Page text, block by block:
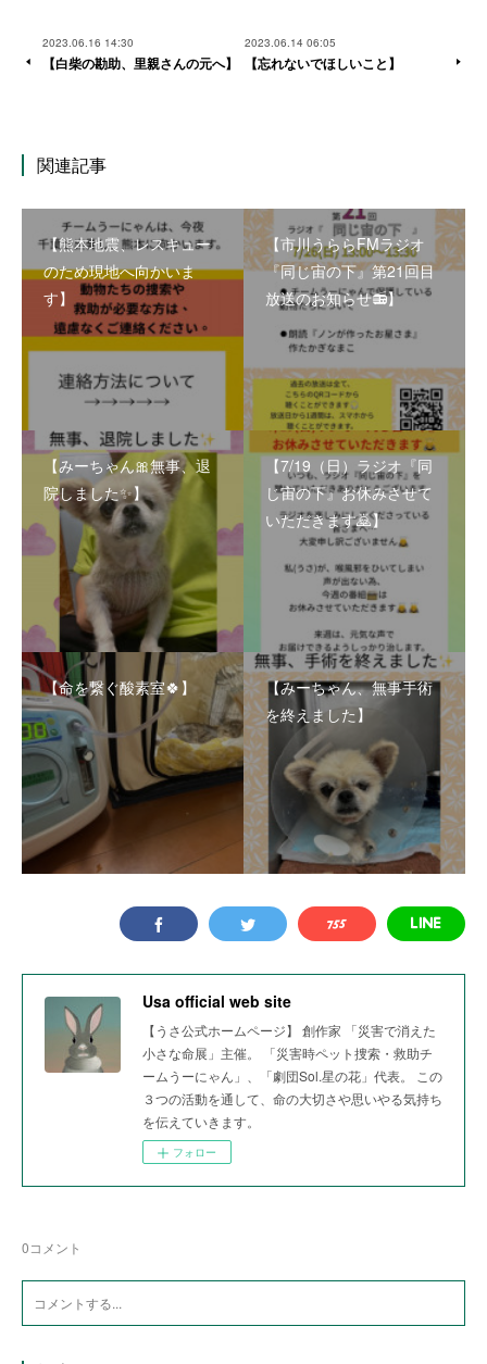
2023.06.16 14:30
【白柴の勘助、里親さんの元へ】
2023.06.14 06:05
【忘れないでほしいこと】
関連記事
【熊本地震、レスキュー
のため現地へ向かいま
す】
【市川うららFMラジオ
『同じ宙の下』第21回目
放送のお知らせ📻】
【みーちゃん🎀無事、退
院しました✨】
【7/19（日）ラジオ『同
じ宙の下』お休みさせて
いただきます🙇】
【命を繋ぐ酸素室🍀】
【みーちゃん、無事手術
を終えました】
Usa official web site
【うさ公式ホームページ】 創作家 「災害で消えた
小さな命展」主催。 「災害時ペット捜索・救助チ
ームうーにゃん」、「劇団Sol.星の花」代表。 この
３つの活動を通して、命の大切さや思いやる気持ち
を伝えていきます。
フォロー
0コメント